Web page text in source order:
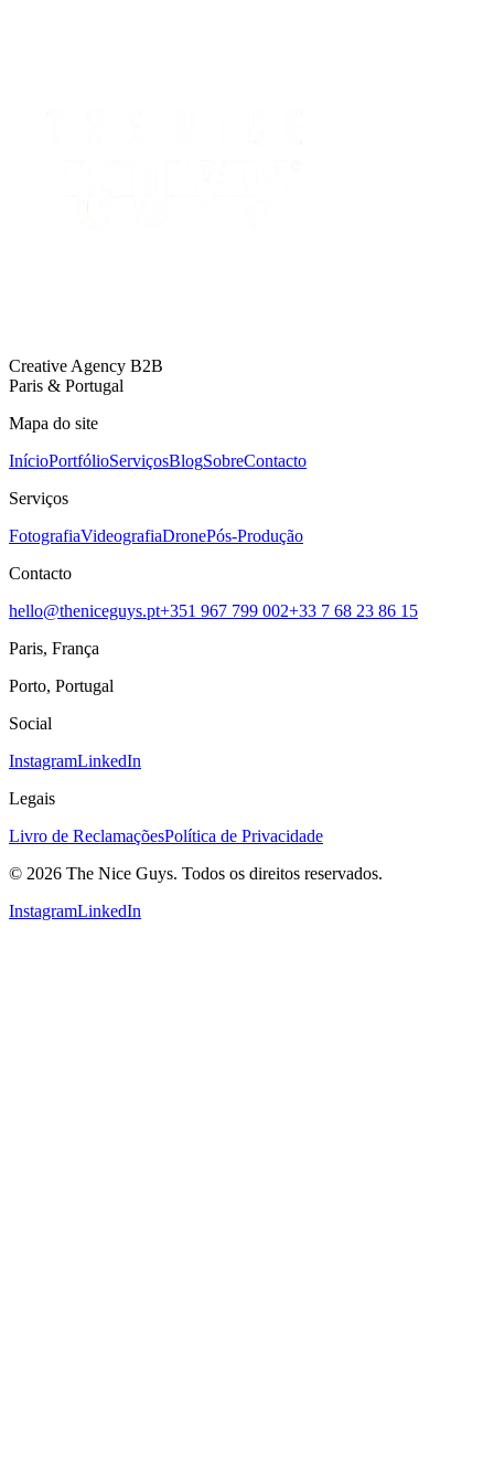
Creative Agency B2B
Paris & Portugal
Mapa do site
InícioPortfólioServiçosBlogSobreContacto
Serviços
FotografiaVideografiaDronePós-Produção
Contacto
hello@theniceguys.pt+351 967 799 002+33 7 68 23 86 15
Paris, França
Porto, Portugal
Social
InstagramLinkedIn
Legais
Livro de ReclamaçõesPolítica de Privacidade
© 2026 The Nice Guys. Todos os direitos reservados.
InstagramLinkedIn